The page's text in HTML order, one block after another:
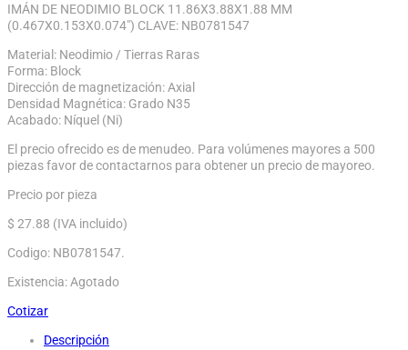
IMÁN DE NEODIMIO BLOCK 11.86X3.88X1.88 MM
(0.467X0.153X0.074″) CLAVE: NB0781547
Material: Neodimio / Tierras Raras
Forma: Block
Dirección de magnetización: Axial
Densidad Magnética: Grado N35
Acabado: Níquel (Ni)
El precio ofrecido es de menudeo. Para volúmenes mayores a 500
piezas favor de contactarnos para obtener un precio de mayoreo.
Precio por pieza
$ 27.88 (IVA incluido)
Codigo: NB0781547.
Existencia: Agotado
Cotizar
Descripción